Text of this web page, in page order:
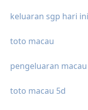
keluaran sgp hari ini
toto macau
pengeluaran macau
toto macau 5d